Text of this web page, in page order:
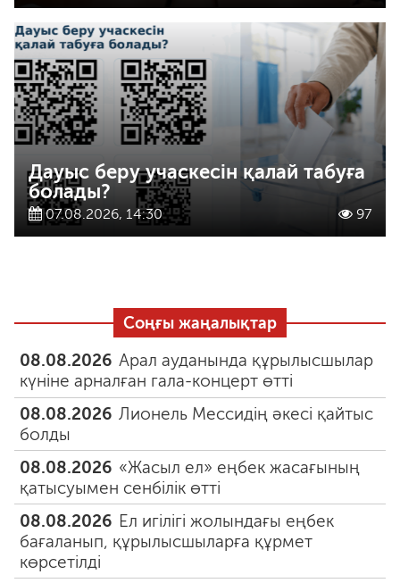
Дауыс беру учаскесін қалай табуға
болады?
07.08.2026, 14:30 97
Соңғы жаңалықтар
08.08.2026 Арал ауданында құрылысшылар
күніне арналған гала-концерт өтті
08.08.2026 Лионель Мессидің әкесі қайтыс
болды
08.08.2026 «Жасыл ел» еңбек жасағының
қатысуымен сенбілік өтті
08.08.2026 Ел игілігі жолындағы еңбек
бағаланып, құрылысшыларға құрмет
көрсетілді